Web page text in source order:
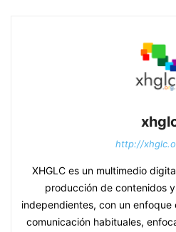
http://
XHGLC es un multimedio
producción de contenidos
independientes, con un
comunicación habituales,